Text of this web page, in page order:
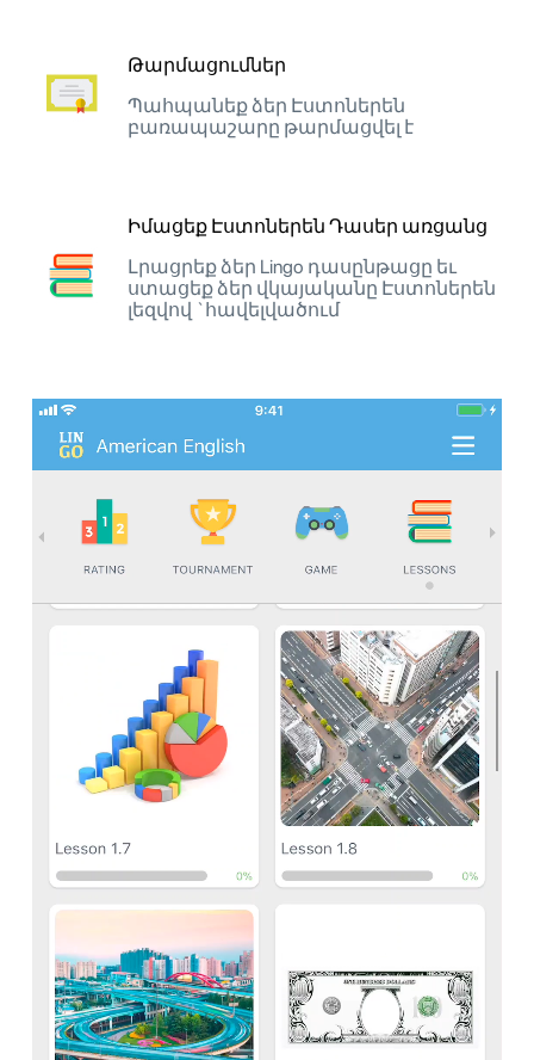
Թարմացումներ
Պահպանեք ձեր Էստոներեն
բառապաշարը թարմացվել է
Իմացեք Էստոներեն Դասեր առցանց
Լրացրեք ձեր Lingo դասընթացը եւ
ստացեք ձեր վկայականը Էստոներեն
լեզվով `հավելվածում